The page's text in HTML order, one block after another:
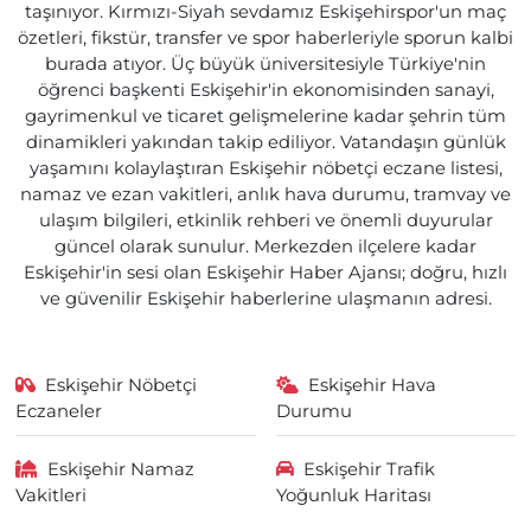
taşınıyor. Kırmızı-Siyah sevdamız Eskişehirspor'un maç
özetleri, fikstür, transfer ve spor haberleriyle sporun kalbi
burada atıyor. Üç büyük üniversitesiyle Türkiye'nin
öğrenci başkenti Eskişehir'in ekonomisinden sanayi,
gayrimenkul ve ticaret gelişmelerine kadar şehrin tüm
dinamikleri yakından takip ediliyor. Vatandaşın günlük
yaşamını kolaylaştıran Eskişehir nöbetçi eczane listesi,
namaz ve ezan vakitleri, anlık hava durumu, tramvay ve
ulaşım bilgileri, etkinlik rehberi ve önemli duyurular
güncel olarak sunulur. Merkezden ilçelere kadar
Eskişehir'in sesi olan Eskişehir Haber Ajansı; doğru, hızlı
ve güvenilir Eskişehir haberlerine ulaşmanın adresi.
Eskişehir Nöbetçi
Eczaneler
Eskişehir Hava
Durumu
Eskişehir Namaz
Vakitleri
Eskişehir Trafik
Yoğunluk Haritası